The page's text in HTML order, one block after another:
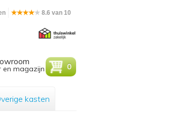
8.6 van 10
en magazijn 0
kasten